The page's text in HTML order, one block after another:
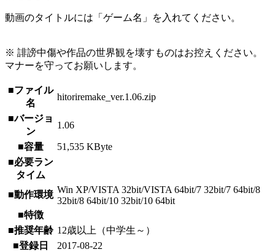
動画のタイトルには「ゲーム名」を入れてください。
※ 誹謗中傷や作品の世界観を壊すものはお控えください。
マナーを守ってお願いします。
■ファイル
名
hitoriremake_ver.1.06.zip
■バージョ
ン
1.06
■容量
51,535 KByte
■必要ラン
タイム
■動作環境 Win XP/VISTA 32bit/VISTA 64bit/7 32bit/7 64bit/8
32bit/8 64bit/10 32bit/10 64bit
■特徴
■推奨年齢 12歳以上（中学生～）
■登録日
2017-08-22